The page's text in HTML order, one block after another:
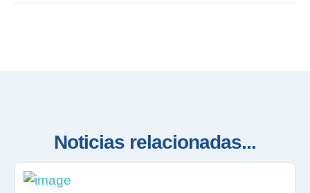
Noticias relacionadas...